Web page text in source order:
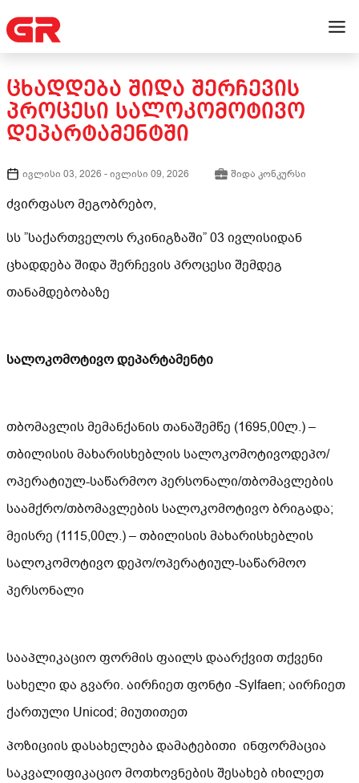
ᲪᲮᲐᲓᲓᲔᲑᲐ ᲨᲘᲓᲐ ᲨᲔᲠᲩᲔᲕᲘᲡ
ᲞᲠᲝᲪᲔᲡᲘ ᲡᲐᲚᲝᲙᲝᲛᲝᲢᲘᲕᲝ
ᲓᲔᲞᲐᲠᲢᲐᲛᲔᲜᲢᲨᲘ
ივლისი 03, 2026 -ივლისი 09, 2026 შიდა კონკურსი
ძვირფასო მეგობრებო,
სს ”საქართველოს რკინიგზაში” 03 ივლისიდან
ცხადდება შიდა შერჩევის პროცესი შემდეგ
თანამდებობაზე
სალოკომოტივო დეპარტამენტი
თბომავლის მემანქანის თანაშემწე (1695,00ლ.) –
თბილისის მახარისხებლის სალოკომოტივოდეპო/
ოპერატიულ-საწარმოო პერსონალი/თბომავლების
საამქრო/თბომავლების სალოკომოტივო ბრიგადა;
მეისრე (1115,00ლ.) – თბილისის მახარისხებლის
სალოკომოტივო დეპო/ოპერატიულ-საწარმოო
პერსონალი
სააპლიკაციო ფორმის ფაილს დაარქვით თქვენი
სახელი და გვარი. აირჩიეთ ფონტი -Sylfaen; აირჩიეთ
ქართული Unicod; მიუთითეთ
პოზიციის დასახელება დამატებითი ინფორმაცია
საკვალიფიკაციო მოთხოვნების შესახებ იხილეთ